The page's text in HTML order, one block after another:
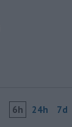
6h 24h 7d